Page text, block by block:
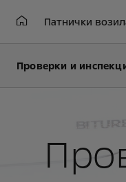
Патнички
Проверки и